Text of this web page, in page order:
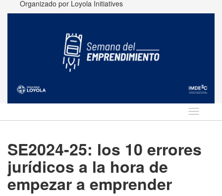
Organizado por Loyola Initiatives
Idioma
SE2024-25: los 10 errores
jurídicos a la hora de
empezar a emprender